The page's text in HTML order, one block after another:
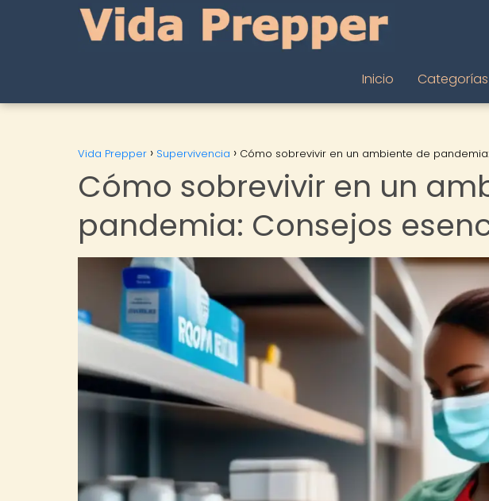
Inicio Categorías
Vida Prepper Supervivencia Cómo sobrevivir en un ambiente de
Cómo sobrevivir en un
pandemia: Consejos